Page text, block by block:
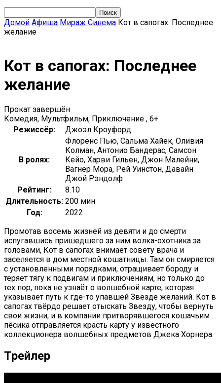
Домой Афиша Мираж Синема Кот в сапогах: Последнее
желание
Кот в сапогах: Последнее
желание
Прокат завершён
Комедия, Мультфильм, Приключение , 6+
Режиссёр:
Джоэл Кроуфорд
В ролях:
Флоренс Пью, Сальма Хайек, Оливия
Колман, Антонио Бандерас, Самсон
Кейо, Харви Гильен, Джон Малейни,
Вагнер Мора, Рей Уинстон, Давайн
Джой Рэндолф
Рейтинг:
8.10
Длительность: 200 мин
Год:
2022
Промотав восемь жизней из девяти и до смерти
испугавшись пришедшего за ним волка-охотника за
головами, Кот в сапогах внимает совету врача и
заселяется в дом местной кошатницы. Там он смиряется
с установленными порядками, отращивает бороду и
теряет тягу к подвигам и приключениям, но только до
тех пор, пока не узнаёт о волшебной карте, которая
указывает путь к где-то упавшей Звезде желаний. Кот в
сапогах твёрдо решает отыскать Звезду, чтобы вернуть
свои жизни, и в компании притворявшегося кошачьим
пёсика отправляется красть карту у известного
коллекционера волшебных предметов Джека Хорнера.
Трейлер